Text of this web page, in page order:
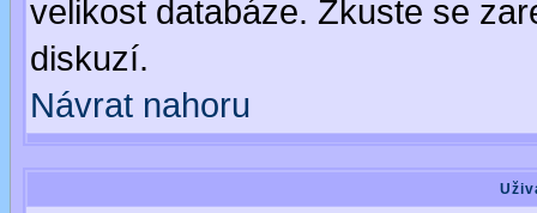
velikost databáze. Zkuste se
diskuzí.
Návrat nahoru